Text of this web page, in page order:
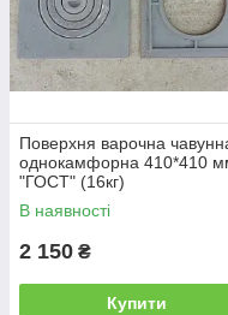
Поверхня варочна
однокамфорна 410*410
"ГОСТ" (16кг)
В наявності
2 150 ₴
Купити